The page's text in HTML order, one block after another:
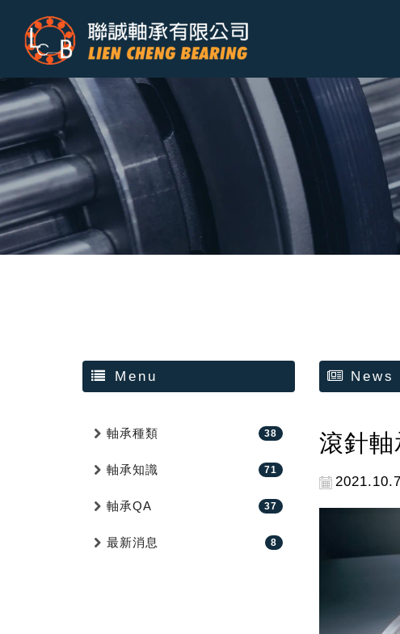
Menu
軸承種類 38
軸承知識 71
軸承QA 37
最新消息 8
News
滾針
2021.10.7